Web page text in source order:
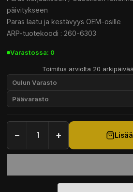
päivitykseen
Paras laatu ja kestävyys OEM-osille
ARP-tuotekoodi : 260-6303
Varastossa: 0
Toimitus arviolta 20
Oulun Varasto
Päävarasto
− +